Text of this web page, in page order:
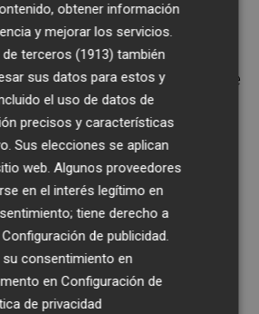
que él no se plantea la
demasiados
cada día como plantearme
para la ciencia ficción",
por la actuación
en València
Fuset, el edil de esta
que preside Ribó
obtener información
y mejorar los servicios.
terceros (1913) también
sus datos para estos y
el uso de datos de
precisos y características
Sus elecciones se aplican
web. Algunos proveedores
en el interés legítimo en
tiene derecho a
Configuración de publicidad
su consentimiento en
enConfiguración de
de privacidad